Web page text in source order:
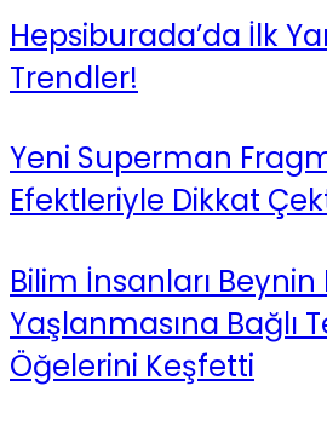
Hepsiburada’da İlk
Trendler!
Yeni Superman
Efektleriyle Dikkat
Bilim İnsanları
Yaşlanmasına Bağlı
Öğelerini Keşfetti